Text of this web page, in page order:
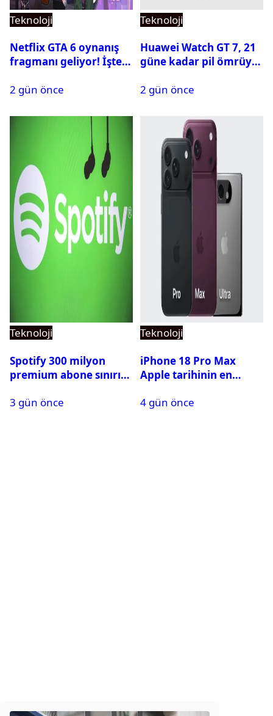
Teknoloji
Netflix GTA 6 oynanış
fragmanı geliyor! İşte
2 gün önce
Teknoloji
Huawei Watch GT 7, 21
güne kadar pil ömrüyle
2 gün önce
Teknoloji
Spotify 300 milyon
premium abone sınırını
3 gün önce
Teknoloji
iPhone 18 Pro Max
Apple tarihinin en
4 gün önce